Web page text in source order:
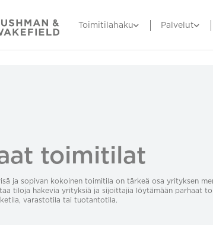
Toimitilahaku Palvelut
toimitilat
ja sopivan kokoinen toimitila on tärkeä osa yrityksen
tiloja hakevia yrityksiä ja sijoittajia löytämään parhaat
varastotila tai tuotantotila.